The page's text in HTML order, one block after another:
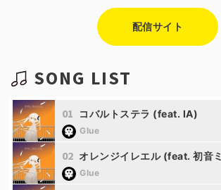
配信サイト
SONG LIST
01 コバルトステラ (feat. IA)
Glue
02 オレンジイレエル (feat. 初音ミク)
Glue